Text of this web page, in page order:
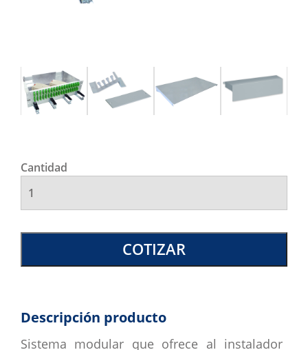
Cantidad
COTIZAR
Descripción producto
Sistema modular que ofrece al instalador